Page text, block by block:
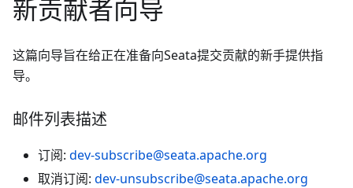
新贡献者向导
这篇向导旨在给正在准备向Seata提交贡献的新手提供指
导。
邮件列表描述
订阅: dev-subscribe@seata.apache.org
取消订阅: dev-unsubscribe@seata.apache.org